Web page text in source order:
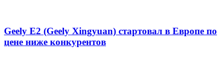
Geely E2 (Geely Xingyuan) стартовал в Европе по
цене ниже конкурентов